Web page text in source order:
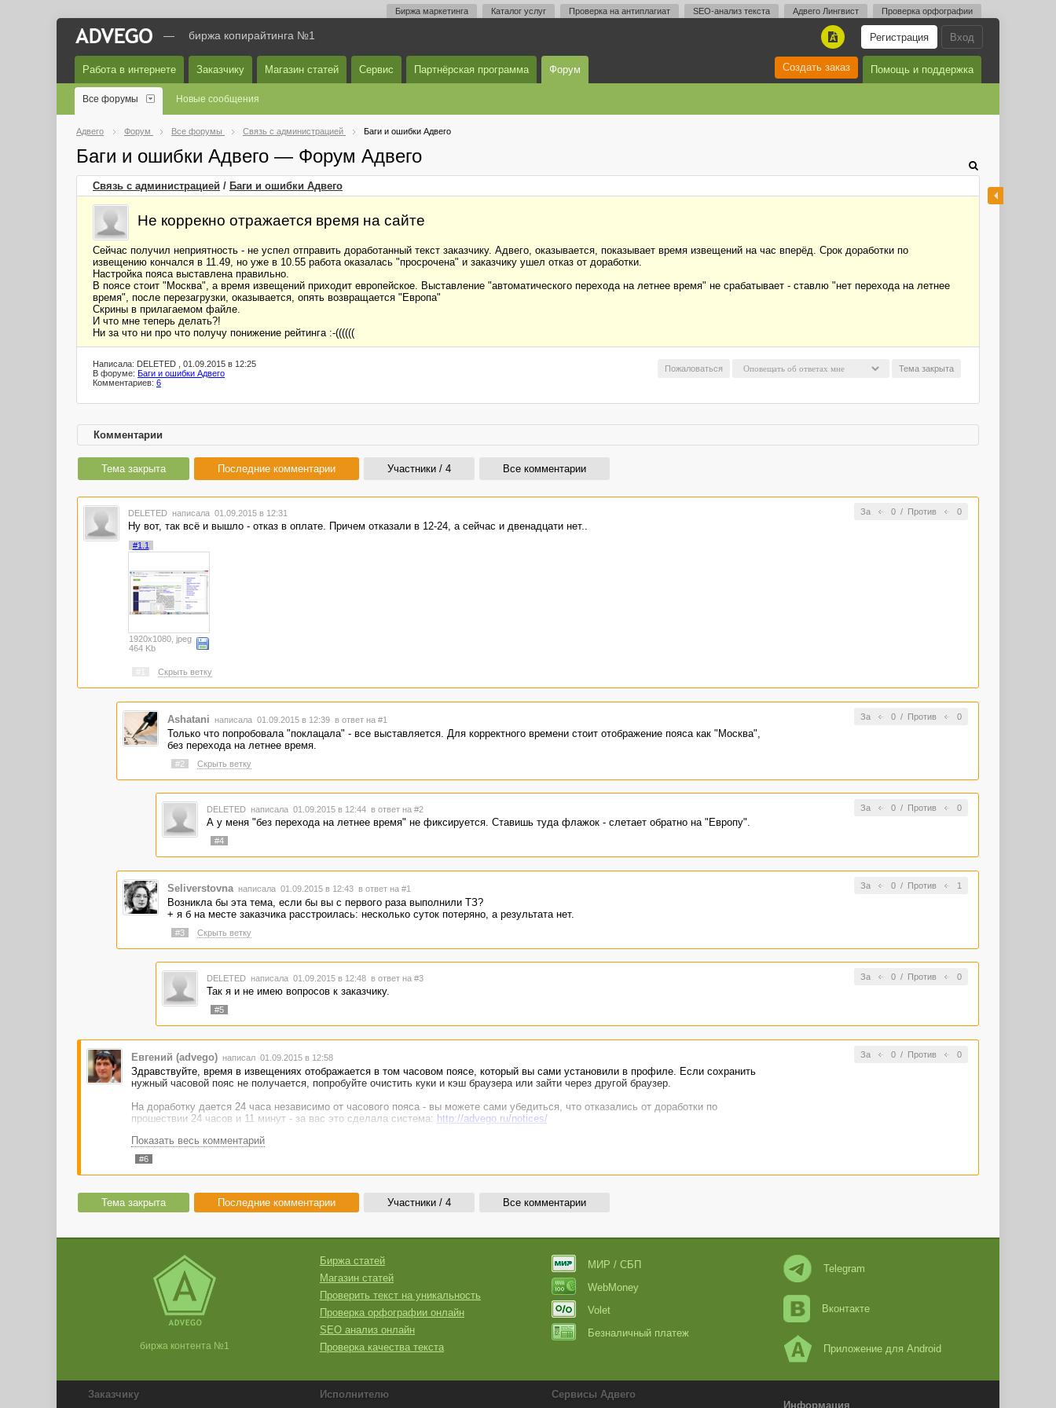
Биржа маркетинга Каталог услуг Проверка на антиплагиат SEO-анализ текста Адвего Лингвист Проверка орфографии
Вход
Регистрация
A
— биржа копирайтинга №1
Работа в интернете Заказчику Магазин статей Сервис Партнёрская программа Форум Помощь и поддержка
Создать заказ
Все форумы Новые сообщения
Адвего Форум Все форумы Связь с администрацией Баги и ошибки Адвего
Баги и ошибки Адвего — Форум Адвего
Связь с администрацией / Баги и ошибки Адвего
Не коррекно отражается время на сайте
Сейчас получил неприятность - не успел отправить доработанный текст заказчику. Адвего, оказывается, показывает время извещений на час вперёд. Срок доработки по
извещению кончался в 11.49, но уже в 10.55 работа оказалась "просрочена" и заказчику ушел отказ от доработки.
Настройка пояса выставлена правильно.
В поясе стоит "Москва", а время извещений приходит европейское. Выставление "автоматического перехода на летнее время" не срабатывает - ставлю "нет перехода на летнее
время", после перезагрузки, оказывается, опять возвращается "Европа"
Скрины в прилагаемом файле.
И что мне теперь делать?!
Ни за что ни про что получу понижение рейтинга :-((((((
Тема закрыта
Пожаловаться
Написала: DELETED , 01.09.2015 в 12:25
В форуме: Баги и ошибки Адвего
Комментариев: 6
Комментарии
Тема закрыта Последние комментарии Участники / 4 Все комментарии
За 0/ Против 0
DELETED написала 01.09.2015 в 12:31
Ну вот, так всё и вышло - отказ в оплате. Причем отказали в 12-24, а сейчас и двенадцати нет..
#1.1
1920x1080, jpeg
464 Kb
Скрыть ветку
За 0/ Против 0
Ashatani написала 01.09.2015 в 12:39 в ответ на #1
Только что попробовала "поклацала" - все выставляется. Для корректного времени стоит отображение пояса как "Москва",
без перехода на летнее время.
#2 Скрыть ветку
За 0/ Против 0
DELETED написала 01.09.2015 в 12:44 в ответ на #2
А у меня "без перехода на летнее время" не фиксируется. Ставишь туда флажок - слетает обратно на "Европу".
#4
За 0/ Против 1
Seliverstovna написала 01.09.2015 в 12:43 в ответ на #1
Возникла бы эта тема, если бы вы с первого раза выполнили ТЗ?
+ я б на месте заказчика расстроилась: несколько суток потеряно, а результата нет.
#3 Скрыть ветку
За 0/ Против 0
DELETED написала 01.09.2015 в 12:48 в ответ на #3
Так я и не имею вопросов к заказчику.
#5
За 0/ Против 0
Евгений (advego) написал 01.09.2015 в 12:58
Здравствуйте, время в извещениях отображается в том часовом поясе, который вы сами установили в профиле. Если сохранить
нужный часовой пояс не получается, попробуйте очистить куки и кэш браузера или зайти через другой браузер.
На доработку дается 24 часа независимо от часового пояса - вы можете сами убедиться, что отказались от доработки по
прошествии 24 часов и 11 минут - за вас это сделала система: http://advego.ru/notices/
Если ошибка сохранится, обращайтесь в ЛПА:
Тема закрыта.
Показать весь комментарий
#6
Тема закрыта Последние комментарии Участники / 4 Все комментарии
биржа контента №1
Биржа статей
Магазин статей
Проверить текст на уникальность
Проверка орфографии онлайн
SEO анализ онлайн
Проверка качества текста
МИР / СБП
WebMoney
Volet
Безналичный платеж
Telegram
Вконтакте
Приложение для Android
Заказчику Исполнителю
Сервисы Адвего
Информация